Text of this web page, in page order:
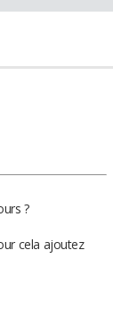
?
cela ajoutez